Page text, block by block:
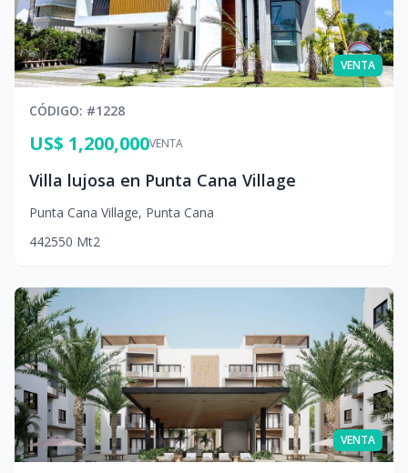
VENTA
CÓDIGO: #1228
VENTA
US$ 1,200,000
Villa lujosa en Punta Cana Village
Punta Cana Village, Punta Cana
442550 Mt2
VENTA